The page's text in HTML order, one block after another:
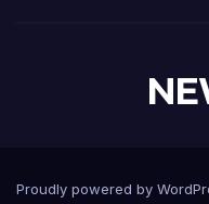
Proudly powered by